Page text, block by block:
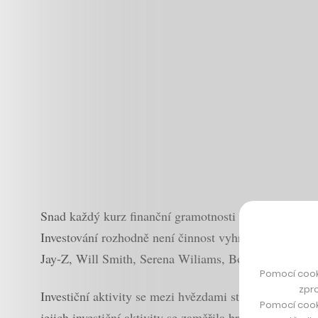
Snad každý kurz finanční gramotnosti se vám bude
Investování rozhodně není činnost vyhrazená pouze
Jay-Z, Will Smith, Serena Wiliams, Bono, Ashton
Investiční aktivity se mezi hvězdami stříbrného
Pomocí
Pomocí